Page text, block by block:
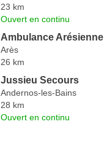
23 km
Ouvert en continu
Ambulance Arésienne
Arès
26 km
Jussieu Secours
Andernos-les-Bains
28 km
Ouvert en continu